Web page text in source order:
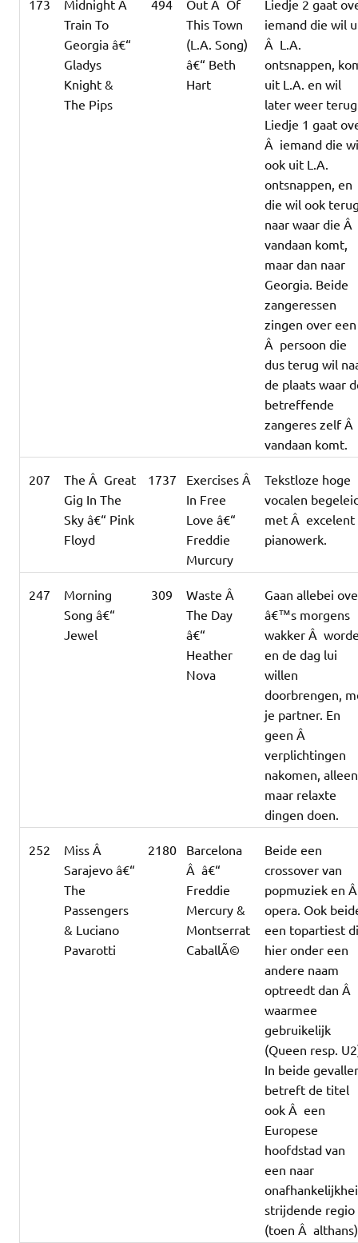
173
Midnight Â
Train To
Georgia â€“
Gladys
Knight &
The Pips
494
Out Â Of
This Town
(L.A. Song)
â€“ Beth
Hart
Liedje 2 gaat
iemand die wil
Â L.A.
ontsnappen,
uit L.A. en wil
later weer
Liedje 1 gaat
Â iemand die
ook uit L.A.
ontsnappen, en
die wil ook
naar waar die Â
vandaan komt,
maar dan naar
Georgia. Beide
zangeressen
zingen over een
Â persoon die
dus terug wil
de plaats waar
betreffende
zangeres zelf Â
vandaan komt.
207
The Â Great
Gig In The
Sky â€“ Pink
Floyd
1737
Exercises Â
In Free
Love â€“
Freddie
Murcury
Tekstloze hoge
vocalen
met Â excelent
pianowerk.
247
Morning
Song â€“
Jewel
309
Waste Â
The Day
â€“
Heather
Nova
Gaan allebei
â€™s morgens
wakker Â
en de dag lui
willen
doorbrengen,
je partner. En
geen Â
verplichtingen
nakomen, alleen
maar relaxte
dingen doen.
252
Miss Â
Sarajevo â€“
The
Passengers
& Luciano
Pavarotti
2180
Barcelona
Â â€“
Freddie
Mercury &
Montserrat
CaballÃ©
Beide een
crossover van
popmuziek en
opera. Ook
een topartiest
hier onder een
andere naam
optreedt dan Â
waarmee
gebruikelijk
(Queen resp.
In beide
betreft de titel
ook Â een
Europese
hoofdstad van
een naar
strijdende regio
(toen Â